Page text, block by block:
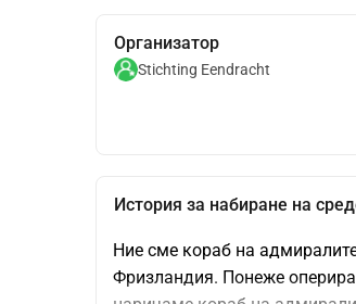
Организатор
Stichting Eendracht
История за набиране на
Ние сме кораб на
Фризландия. Понеже